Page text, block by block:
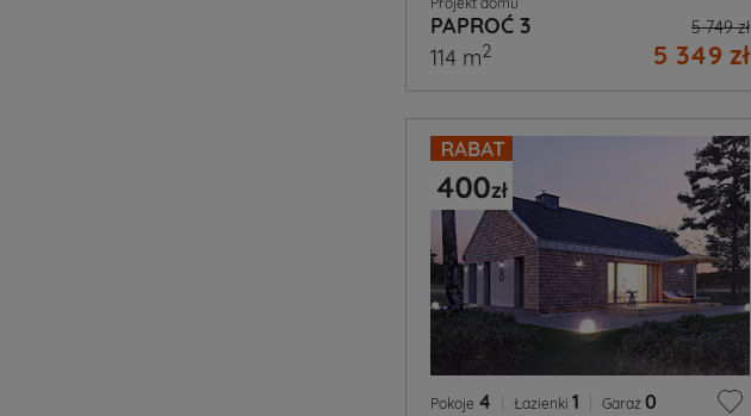
PAPROĆ 3 5 749 zł
5 349 zł
114 m2
Pokoje 4 Łazienki 1 Garaż 0